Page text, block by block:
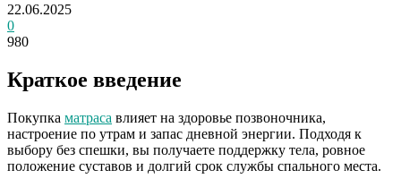
22.06.2025
0
980
Краткое введение
Покупка матраса влияет на здоровье позвоночника,
настроение по утрам и запас дневной энергии. Подходя к
выбору без спешки, вы получаете поддержку тела, ровное
положение суставов и долгий срок службы спального места.